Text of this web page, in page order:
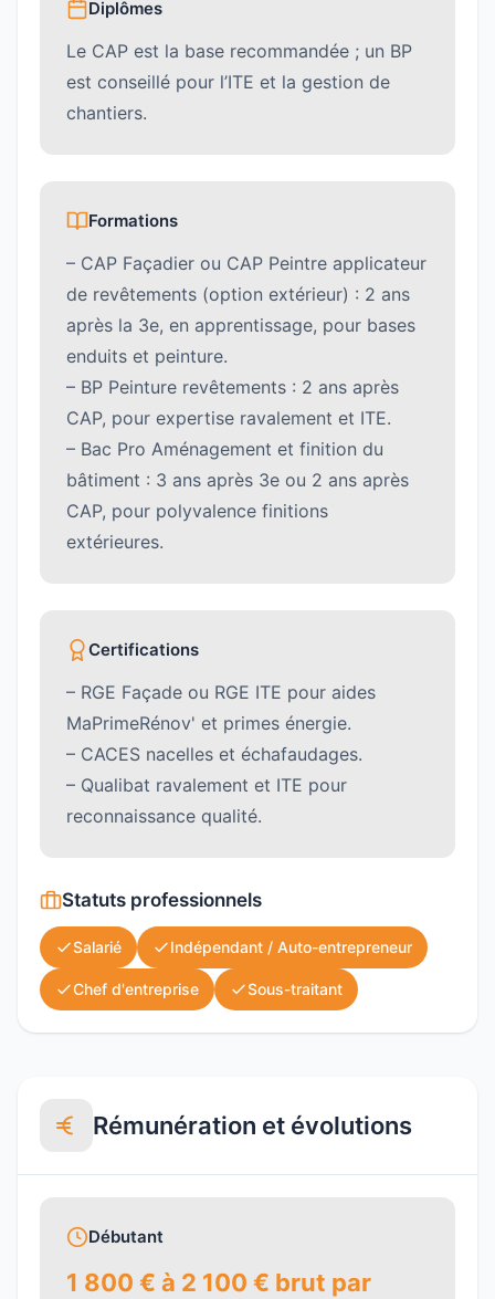
Diplômes
Le CAP est la base recommandée ; un BP
est conseillé pour l’ITE et la gestion de
chantiers.
Formations
– CAP Façadier ou CAP Peintre applicateur
de revêtements (option extérieur) : 2 ans
après la 3e, en apprentissage, pour bases
enduits et peinture.
– BP Peinture revêtements : 2 ans après
CAP, pour expertise ravalement et ITE.
– Bac Pro Aménagement et finition du
bâtiment : 3 ans après 3e ou 2 ans après
CAP, pour polyvalence finitions
extérieures.
Certifications
– RGE Façade ou RGE ITE pour aides
MaPrimeRénov' et primes énergie.
– CACES nacelles et échafaudages.
– Qualibat ravalement et ITE pour
reconnaissance qualité.
Statuts professionnels
Salarié Indépendant / Auto-entrepreneur
Chef d'entreprise Sous-traitant
Rémunération et évolutions
Débutant
1 800 € à 2 100 € brut par